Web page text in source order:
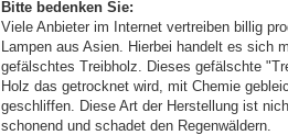
Bitte bedenken Sie:
Viele Anbieter im Internet vertreiben billig
Lampen aus Asien. Hierbei handelt es sich
gefälschtes Treibholz. Dieses gefälschte
Holz das getrocknet wird, mit Chemie
geschliffen. Diese Art der Herstellung ist
schonend und schadet den Regenwäldern.